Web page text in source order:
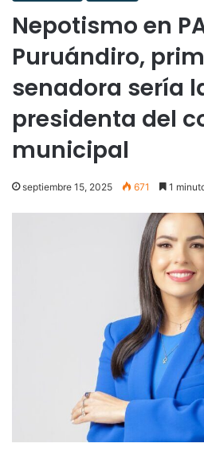
Nepotismo en
Puruándiro,
senadora sería
presidenta del
municipal
septiembre 15, 2025 671 1